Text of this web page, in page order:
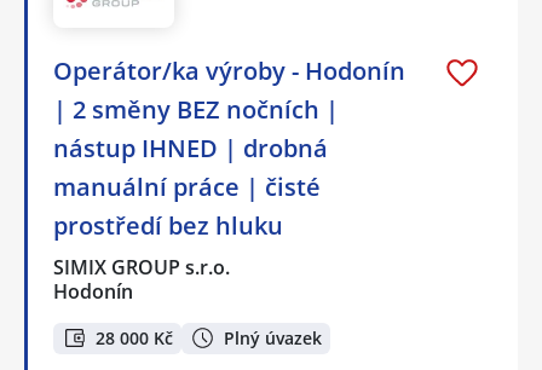
Operátor/ka výroby - Hodonín
| 2 směny BEZ nočních |
nástup IHNED | drobná
manuální práce | čisté
prostředí bez hluku
SIMIX GROUP s.r.o.
Hodonín
28 000 Kč Plný úvazek